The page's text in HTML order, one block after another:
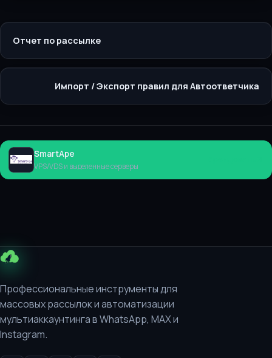
Отчет по рассылке
Импорт / Экспорт правил для Автоответчика
SmartApe
VPS/VDS и выделенные серверы
Профессиональные инструменты для
массовых рассылок и автоматизации
мультиаккаунтинга в WhatsApp, MAX и
Instagram.